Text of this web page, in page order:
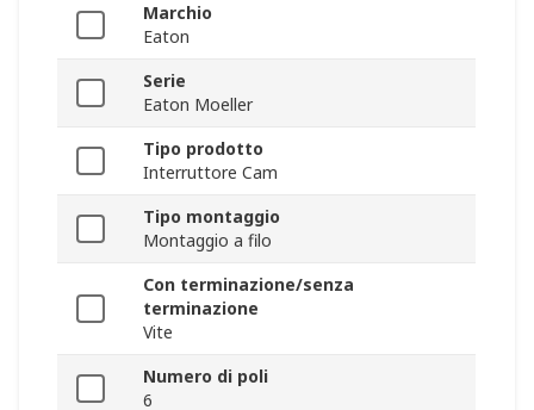
Marchio
Eaton
Serie
Eaton Moeller
Tipo prodotto
Interruttore Cam
Tipo montaggio
Montaggio a filo
Con terminazione/senza
terminazione
Vite
Numero di poli
6